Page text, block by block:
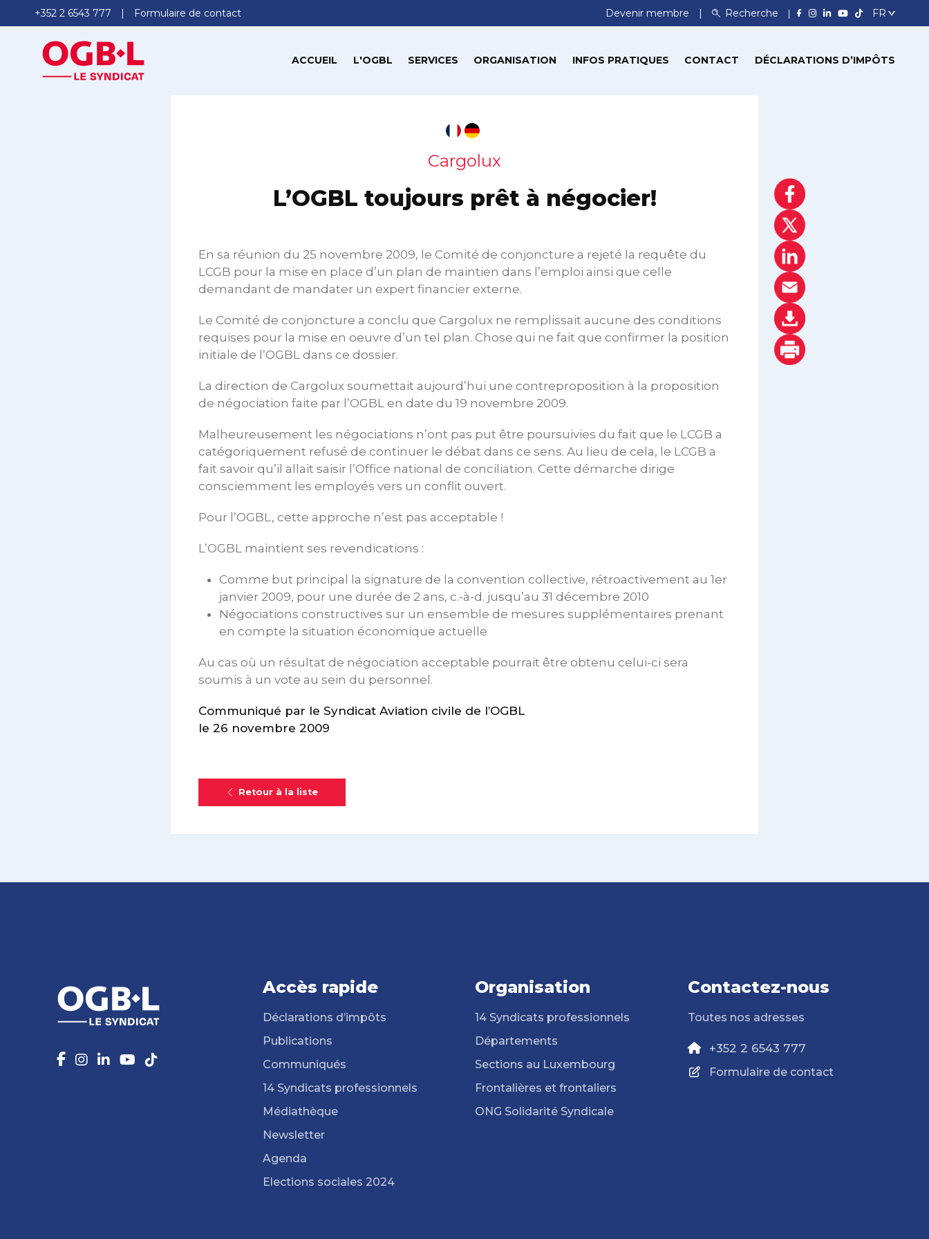
+352 2 6543 777 Formulaire de contact Devenir membre Recherche
ACCUEIL L'OGBL SERVICES ORGANISATION INFOS PRATIQUES CONTACT DÉCLARATIONS D’IMPÔTS
Cargolux
L’OGBL toujours prêt à négocier!
En sa réunion du 25 novembre 2009, le Comité de conjoncture a rejeté la requête du
LCGB pour la mise en place d’un plan de maintien dans l’emploi ainsi que celle
demandant de mandater un expert financier externe.
Le Comité de conjoncture a conclu que Cargolux ne remplissait aucune des conditions
requises pour la mise en oeuvre d’un tel plan. Chose qui ne fait que confirmer la position
initiale de l’OGBL dans ce dossier.
La direction de Cargolux soumettait aujourd’hui une contreproposition à la proposition
de négociation faite par l’OGBL en date du 19 novembre 2009.
Malheureusement les négociations n’ont pas put être poursuivies du fait que le LCGB a
catégoriquement refusé de continuer le débat dans ce sens. Au lieu de cela, le LCGB a
fait savoir qu’il allait saisir l’Office national de conciliation. Cette démarche dirige
consciemment les employés vers un conflit ouvert.
Pour l’OGBL, cette approche n’est pas acceptable !
L’OGBL maintient ses revendications :
Comme but principal la signature de la convention collective, rétroactivement au 1er
janvier 2009, pour une durée de 2 ans, c.-à-d. jusqu’au 31 décembre 2010
Négociations constructives sur un ensemble de mesures supplémentaires prenant
en compte la situation économique actuelle
Au cas où un résultat de négociation acceptable pourrait être obtenu celui-ci sera
soumis à un vote au sein du personnel.
Communiqué par le Syndicat Aviation civile de l’OGBL
le 26 novembre 2009
Retour à la liste
Accès rapide
Déclarations d’impôts
Publications
Communiqués
14 Syndicats professionnels
Médiathèque
Newsletter
Agenda
Elections sociales 2024
Organisation
14 Syndicats professionnels
Départements
Sections au Luxembourg
Frontalières et frontaliers
ONG Solidarité Syndicale
Contactez-nous
Toutes nos adresses
+352 2 6543 777
Formulaire de contact